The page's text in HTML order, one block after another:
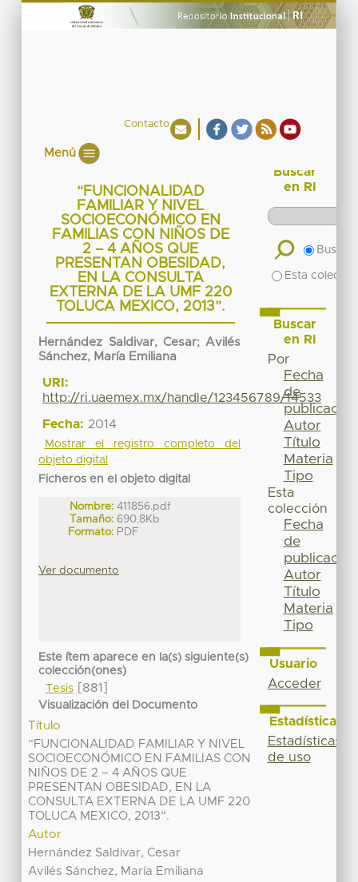
Contacto
Menú
“FUNCIONALIDAD
FAMILIAR Y NIVEL
SOCIOECONÓMICO EN
FAMILIAS CON NIÑOS DE
2 – 4 AÑOS QUE
PRESENTAN OBESIDAD,
EN LA CONSULTA
EXTERNA DE LA UMF 220
TOLUCA MEXICO, 2013”.
Hernández Saldivar, Cesar;Avilés
Sánchez, María Emiliana
URI:
http://ri.uaemex.mx/handle/123456789/14533
Fecha: 2014
Mostrar el registro completo del
objeto digital
Ficheros en el objeto digital
Nombre: 411856.pdf
Tamaño: 690.8Kb
Formato: PDF
Ver documento
Este ítem aparece en la(s) siguiente(s)
colección(ones)
Tesis[881]
Visualización del Documento
Título
“FUNCIONALIDAD FAMILIAR Y NIVEL
SOCIOECONÓMICO EN FAMILIAS CON
NIÑOS DE 2 – 4 AÑOS QUE
PRESENTAN OBESIDAD, EN LA
CONSULTA EXTERNA DE LA UMF 220
TOLUCA MEXICO, 2013”.
Autor
Hernández Saldivar, Cesar
Avilés Sánchez, María Emiliana
Buscar
en RI
Buscar
Esta
Buscar
en RI
Por
Fecha
de
publicación
Autor
Título
Materia
Tipo
Esta
colección
Fecha
de
publicación
Autor
Título
Materia
Tipo
Usuario
Acceder
Estadísticas
Estadísticas
de uso